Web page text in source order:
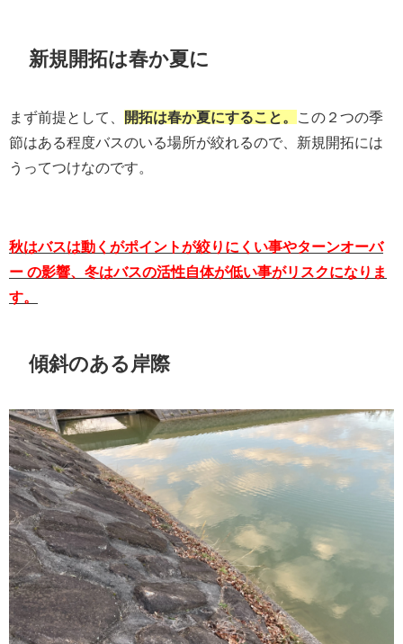
新規開拓は春か夏に
まず前提として、 開拓は春か夏にすること。
この２つの季
節はある程度バスのいる場所が絞れるので、新規開拓には
うってつけなのです。
秋はバスは動くがポイントが絞りにくい事やターンオーバ
ー の影響、冬はバスの活性自体が低い事がリスクになりま
す。
傾斜のある岸際